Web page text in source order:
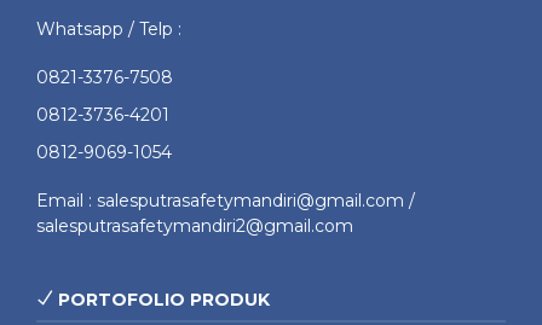
Whatsapp / Telp :
0821-3376-7508
0812-3736-4201
0812-9069-1054
Email : salesputrasafetymandiri@gmail.com /
salesputrasafetymandiri2@gmail.com
PORTOFOLIO PRODUK